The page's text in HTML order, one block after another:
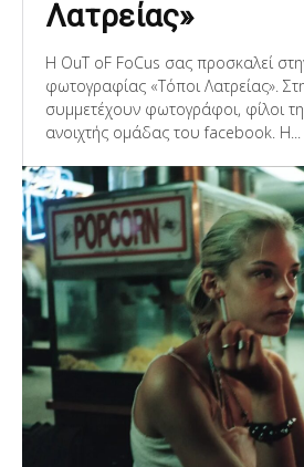
Λατρείας»
Η OuT oF FoCus σας προσκαλεί
φωτογραφίας «Τόποι Λατρείας».
συμμετέχουν φωτογράφοι, φίλοι
ανοιχτής ομάδας του facebook. Η...